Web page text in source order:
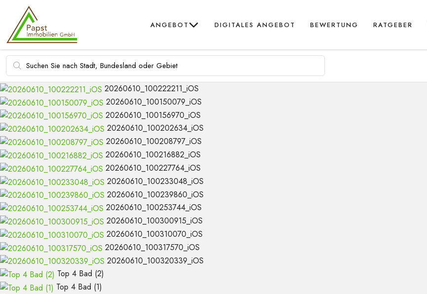
ANGEBOT DIGITALES ANGEBOT BEWERTUNG RATGEBER
20260610_100222211_iOS
20260610_100150079_iOS
20260610_100156970_iOS
20260610_100202634_iOS
20260610_100208797_iOS
20260610_100216882_iOS
20260610_100227764_iOS
20260610_100233048_iOS
20260610_100239860_iOS
20260610_100253744_iOS
20260610_100300915_iOS
20260610_100310070_iOS
20260610_100317570_iOS
20260610_100320339_iOS
Top 4 Bad (2)
Top 4 Bad (1)